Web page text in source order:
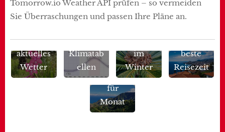
Tomorrow.io Weather API prüfen – so vermeiden
Sie Überraschungen und passen Ihre Pläne an.
Madeira
aktuelles
Wetter
Madeira
Klimatab
ellen
Madeira
im
Winter
Die
beste
Reisezeit
Wetter
Monat
für
Monat